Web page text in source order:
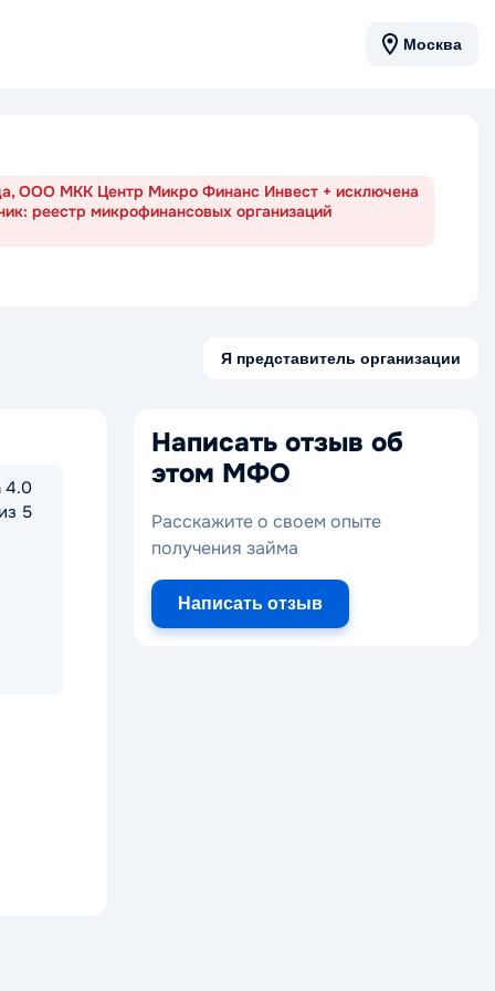
Москва
ООО МКК Центр Микро Финанс Инвест + исключена
реестр микрофинансовых организаций
Я представитель организации
4.0
5
Написать отзыв об
этом МФО
Расскажите о своем опыте
получения займа
Написать отзыв